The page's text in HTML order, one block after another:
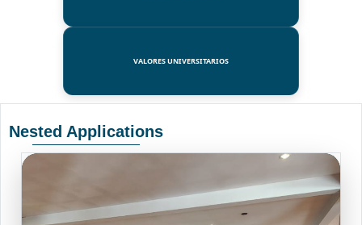
VALORES UNIVERSITARIOS
Nested Applications